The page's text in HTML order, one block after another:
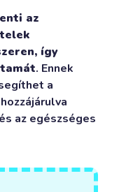
az
így
. Ennek
a
az egészséges